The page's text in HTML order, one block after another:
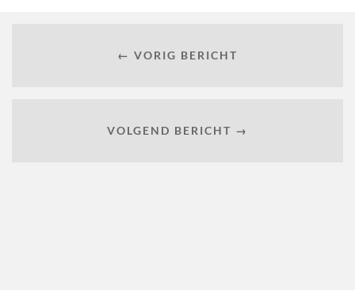
← VORIG BERICHT
VOLGEND BERICHT →